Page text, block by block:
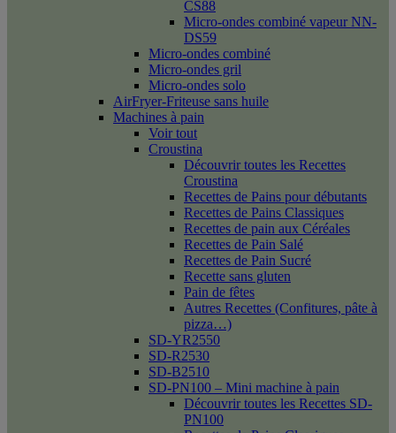
CS88
Micro-ondes combiné vapeur NN-
DS59
Micro-ondes combiné
Micro-ondes gril
Micro-ondes solo
AirFryer-Friteuse sans huile
Machines à pain
Voir tout
Croustina
Découvrir toutes les Recettes
Croustina
Recettes de Pains pour débutants
Recettes de Pains Classiques
Recettes de pain aux Céréales
Recettes de Pain Salé
Recettes de Pain Sucré
Recette sans gluten
Pain de fêtes
Autres Recettes (Confitures, pâte à
pizza…)
SD-YR2550
SD-R2530
SD-B2510
SD-PN100 – Mini machine à pain
Découvrir toutes les Recettes SD-
PN100